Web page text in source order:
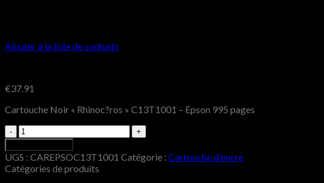
Ajouter à la liste de souhaits
€37.91
Cartouche Noir « Rhinoc?ros » C13T1001 – Epson 995 pages
Quantité
UGS : CAREPSOC13T1001 Catégorie : Cartouche d'encre
Catégories de produits